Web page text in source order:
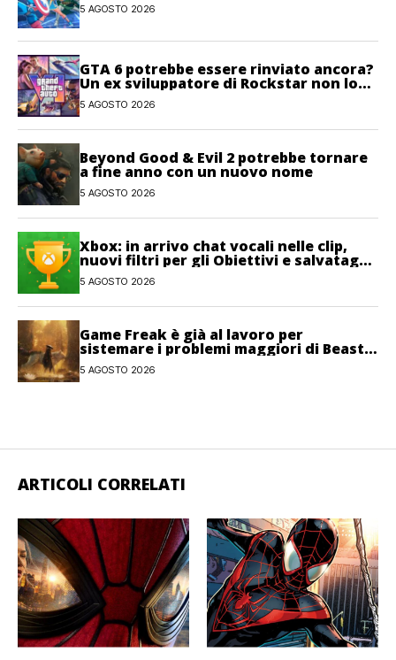
5 AGOSTO 2026
GTA 6 potrebbe essere rinviato ancora?
Un ex sviluppatore di Rockstar non lo
esclude
5 AGOSTO 2026
Beyond Good & Evil 2 potrebbe tornare
a fine anno con un nuovo nome
5 AGOSTO 2026
Xbox: in arrivo chat vocali nelle clip,
nuovi filtri per gli Obiettivi e salvataggi
cloud recuperabili
5 AGOSTO 2026
Game Freak è già al lavoro per
sistemare i problemi maggiori di Beast
of Reincarnation
5 AGOSTO 2026
ARTICOLI CORRELATI